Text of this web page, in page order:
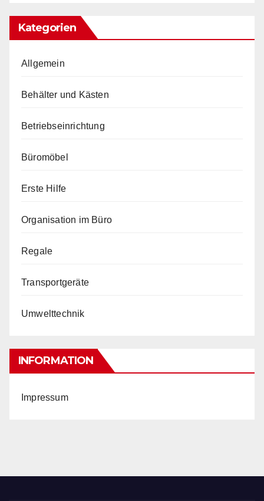
Kategorien
Allgemein
Behälter und Kästen
Betriebseinrichtung
Büromöbel
Erste Hilfe
Organisation im Büro
Regale
Transportgeräte
Umwelttechnik
INFORMATION
Impressum